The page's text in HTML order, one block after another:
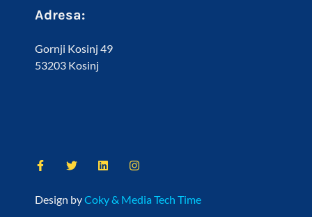
Adresa:
Gornji Kosinj 49
53203 Kosinj
Design byCoky & Media Tech Time